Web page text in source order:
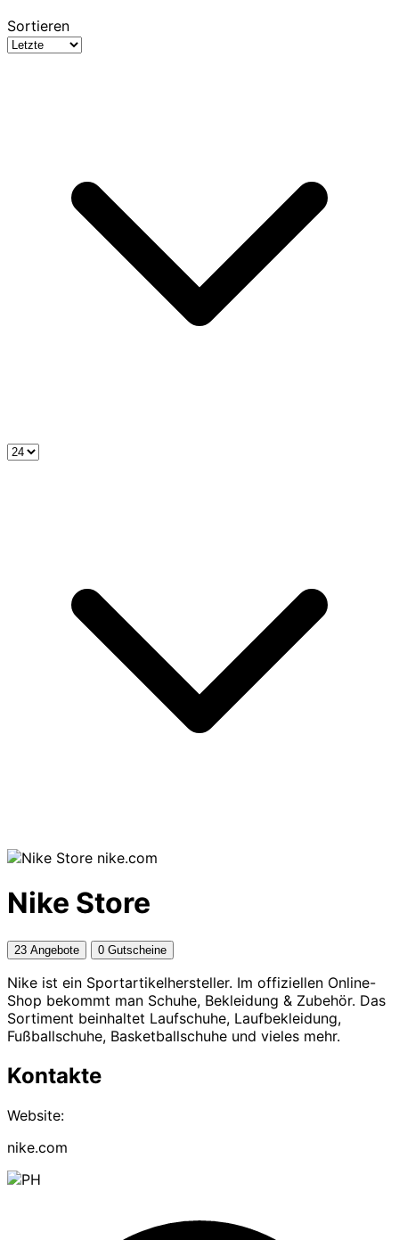
Sortieren
nike.com
Nike Store
23 Angebote 0 Gutscheine
Nike ist ein Sportartikelhersteller. Im offiziellen Online-
Shop bekommt man Schuhe, Bekleidung & Zubehör. Das
Sortiment beinhaltet Laufschuhe, Laufbekleidung,
Fußballschuhe, Basketballschuhe und vieles mehr.
Kontakte
Website:
nike.com